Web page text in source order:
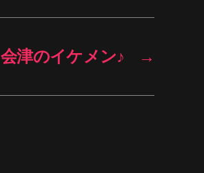
→
会津のイケメン♪